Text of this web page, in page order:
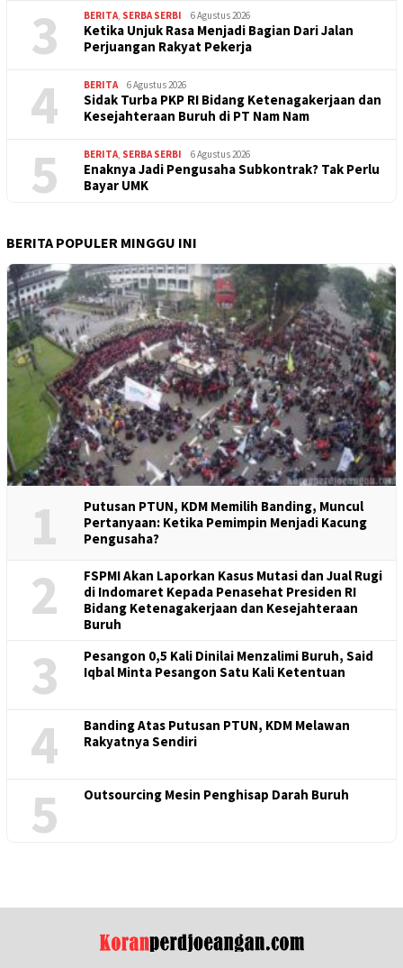
3 BERITA, SERBA SERBI 6 Agustus 2026
Ketika Unjuk Rasa Menjadi Bagian Dari Jalan
Perjuangan Rakyat Pekerja
4 BERITA 6 Agustus 2026
Sidak Turba PKP RI Bidang Ketenagakerjaan dan
Kesejahteraan Buruh di PT Nam Nam
5 BERITA, SERBA SERBI 6 Agustus 2026
Enaknya Jadi Pengusaha Subkontrak? Tak Perlu
Bayar UMK
BERITA POPULER MINGGU INI
1
Putusan PTUN, KDM Memilih Banding, Muncul
Pertanyaan: Ketika Pemimpin Menjadi Kacung
Pengusaha?
2
FSPMI Akan Laporkan Kasus Mutasi dan Jual Rugi
di Indomaret Kepada Penasehat Presiden RI
Bidang Ketenagakerjaan dan Kesejahteraan
Buruh
3
Pesangon 0,5 Kali Dinilai Menzalimi Buruh, Said
Iqbal Minta Pesangon Satu Kali Ketentuan
4
Banding Atas Putusan PTUN, KDM Melawan
Rakyatnya Sendiri
5 Outsourcing Mesin Penghisap Darah Buruh